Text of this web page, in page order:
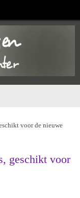
voor de nieuwe
geschikt voor